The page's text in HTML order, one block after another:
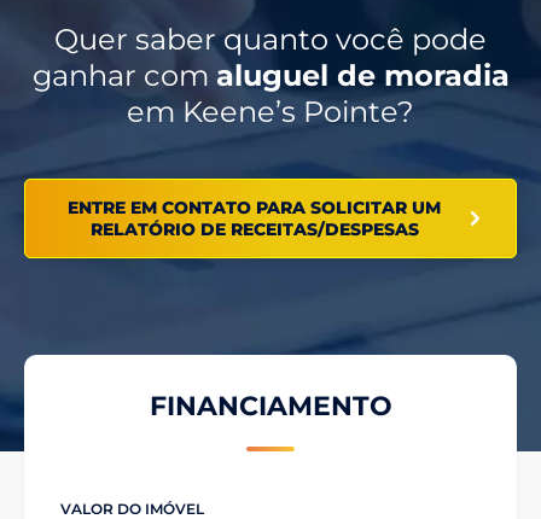
Quer saber quanto você pode
ganhar com aluguel de moradia
em Keene’s Pointe?
ENTRE EM CONTATO PARA SOLICITAR UM
RELATÓRIO DE RECEITAS/DESPESAS
FINANCIAMENTO
VALOR DO IMÓVEL